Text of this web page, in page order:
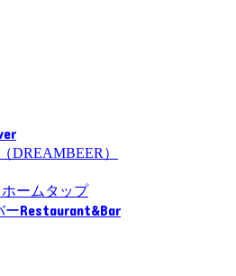
DREAMBEER）
ームタップ
ーRestaurant&Bar